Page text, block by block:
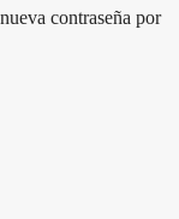
contraseña por